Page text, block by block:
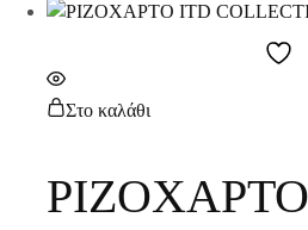
Στο καλάθι